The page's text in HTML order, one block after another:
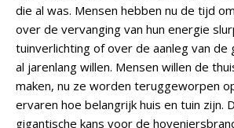
die al was. Mensen hebben nu de tijd
over de vervanging van hun energie
tuinverlichting of over de aanleg van de
al jarenlang willen. Mensen willen de
maken, nu ze worden teruggeworpen
ervaren hoe belangrijk huis en tuin zijn.
gigantische kans voor de